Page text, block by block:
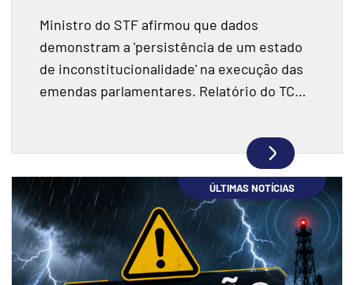
Ministro do STF afirmou que dados
demonstram a 'persistência de um estado
de inconstitucionalidade' na execução das
emendas parlamentares. Relatório do TCU
ÚLTIMAS NOTÍCIAS